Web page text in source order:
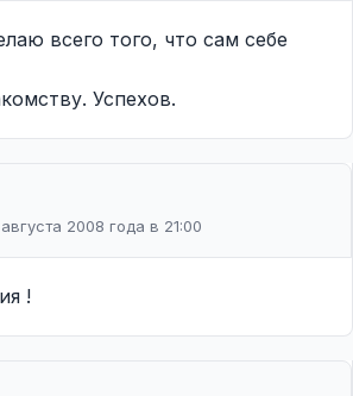
всего того, что сам себе
Успехов.
2008 года в 21:00
!